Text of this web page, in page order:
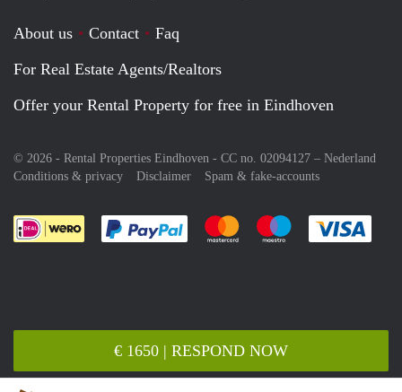
€ 1650 | RESPOND NOW
About us Contact
Faq
For Real Estate Agents/Realtors
Offer your Rental Property for free in Eindhoven
© 2026 - Rental Properties Eindhoven - CC no. 02094127 – Nederland
Conditions & privacy
Disclaimer Spam & fake-accounts
Pay easily with :payment method
Pay easily with :payment
Pay easily with